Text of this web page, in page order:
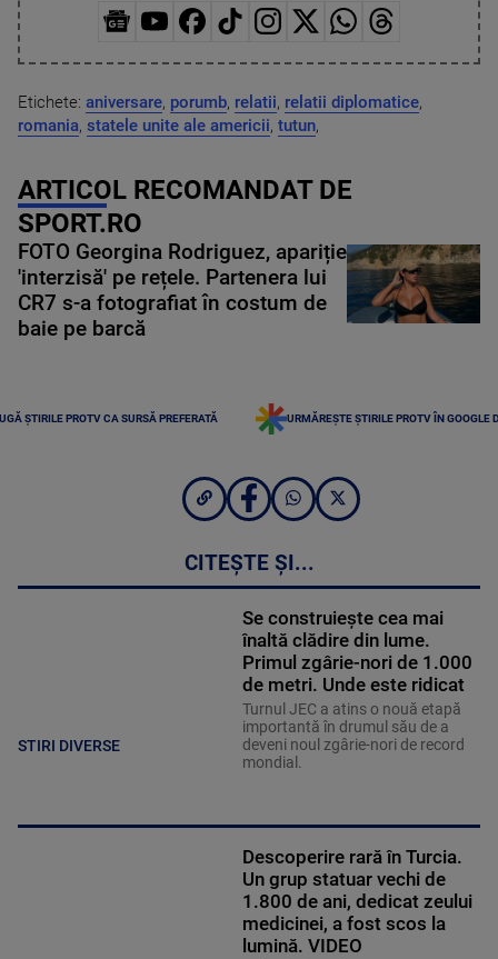
Etichete: aniversare, porumb, relatii, relatii diplomatice,
romania, statele unite ale americii, tutun,
ARTICOL RECOMANDAT DE
SPORT.RO
FOTO Georgina Rodriguez, apariție
'interzisă' pe rețele. Partenera lui
CR7 s-a fotografiat în costum de
baie pe barcă
ȘTIRILE PROTV CA SURSĂ PREFERATĂ URMĂREȘTE ȘTIRILE PROTV ÎN GOOGLE
CITEȘTE ȘI...
STIRI DIVERSE
Se construiește cea mai
înaltă clădire din lume.
Primul zgârie-nori de 1.000
de metri. Unde este ridicat
Turnul JEC a atins o nouă etapă
importantă în drumul său de a
deveni noul zgârie-nori de record
mondial.
Descoperire rară în Turcia.
Un grup statuar vechi de
1.800 de ani, dedicat zeului
medicinei, a fost scos la
lumină. VIDEO